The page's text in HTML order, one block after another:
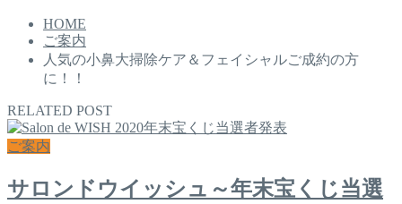
HOME
ご案内
人気の小鼻大掃除ケア＆フェイシャルご成約の方
に！！
RELATED POST
ご案内
サロンドウイッシュ～年末宝くじ当選